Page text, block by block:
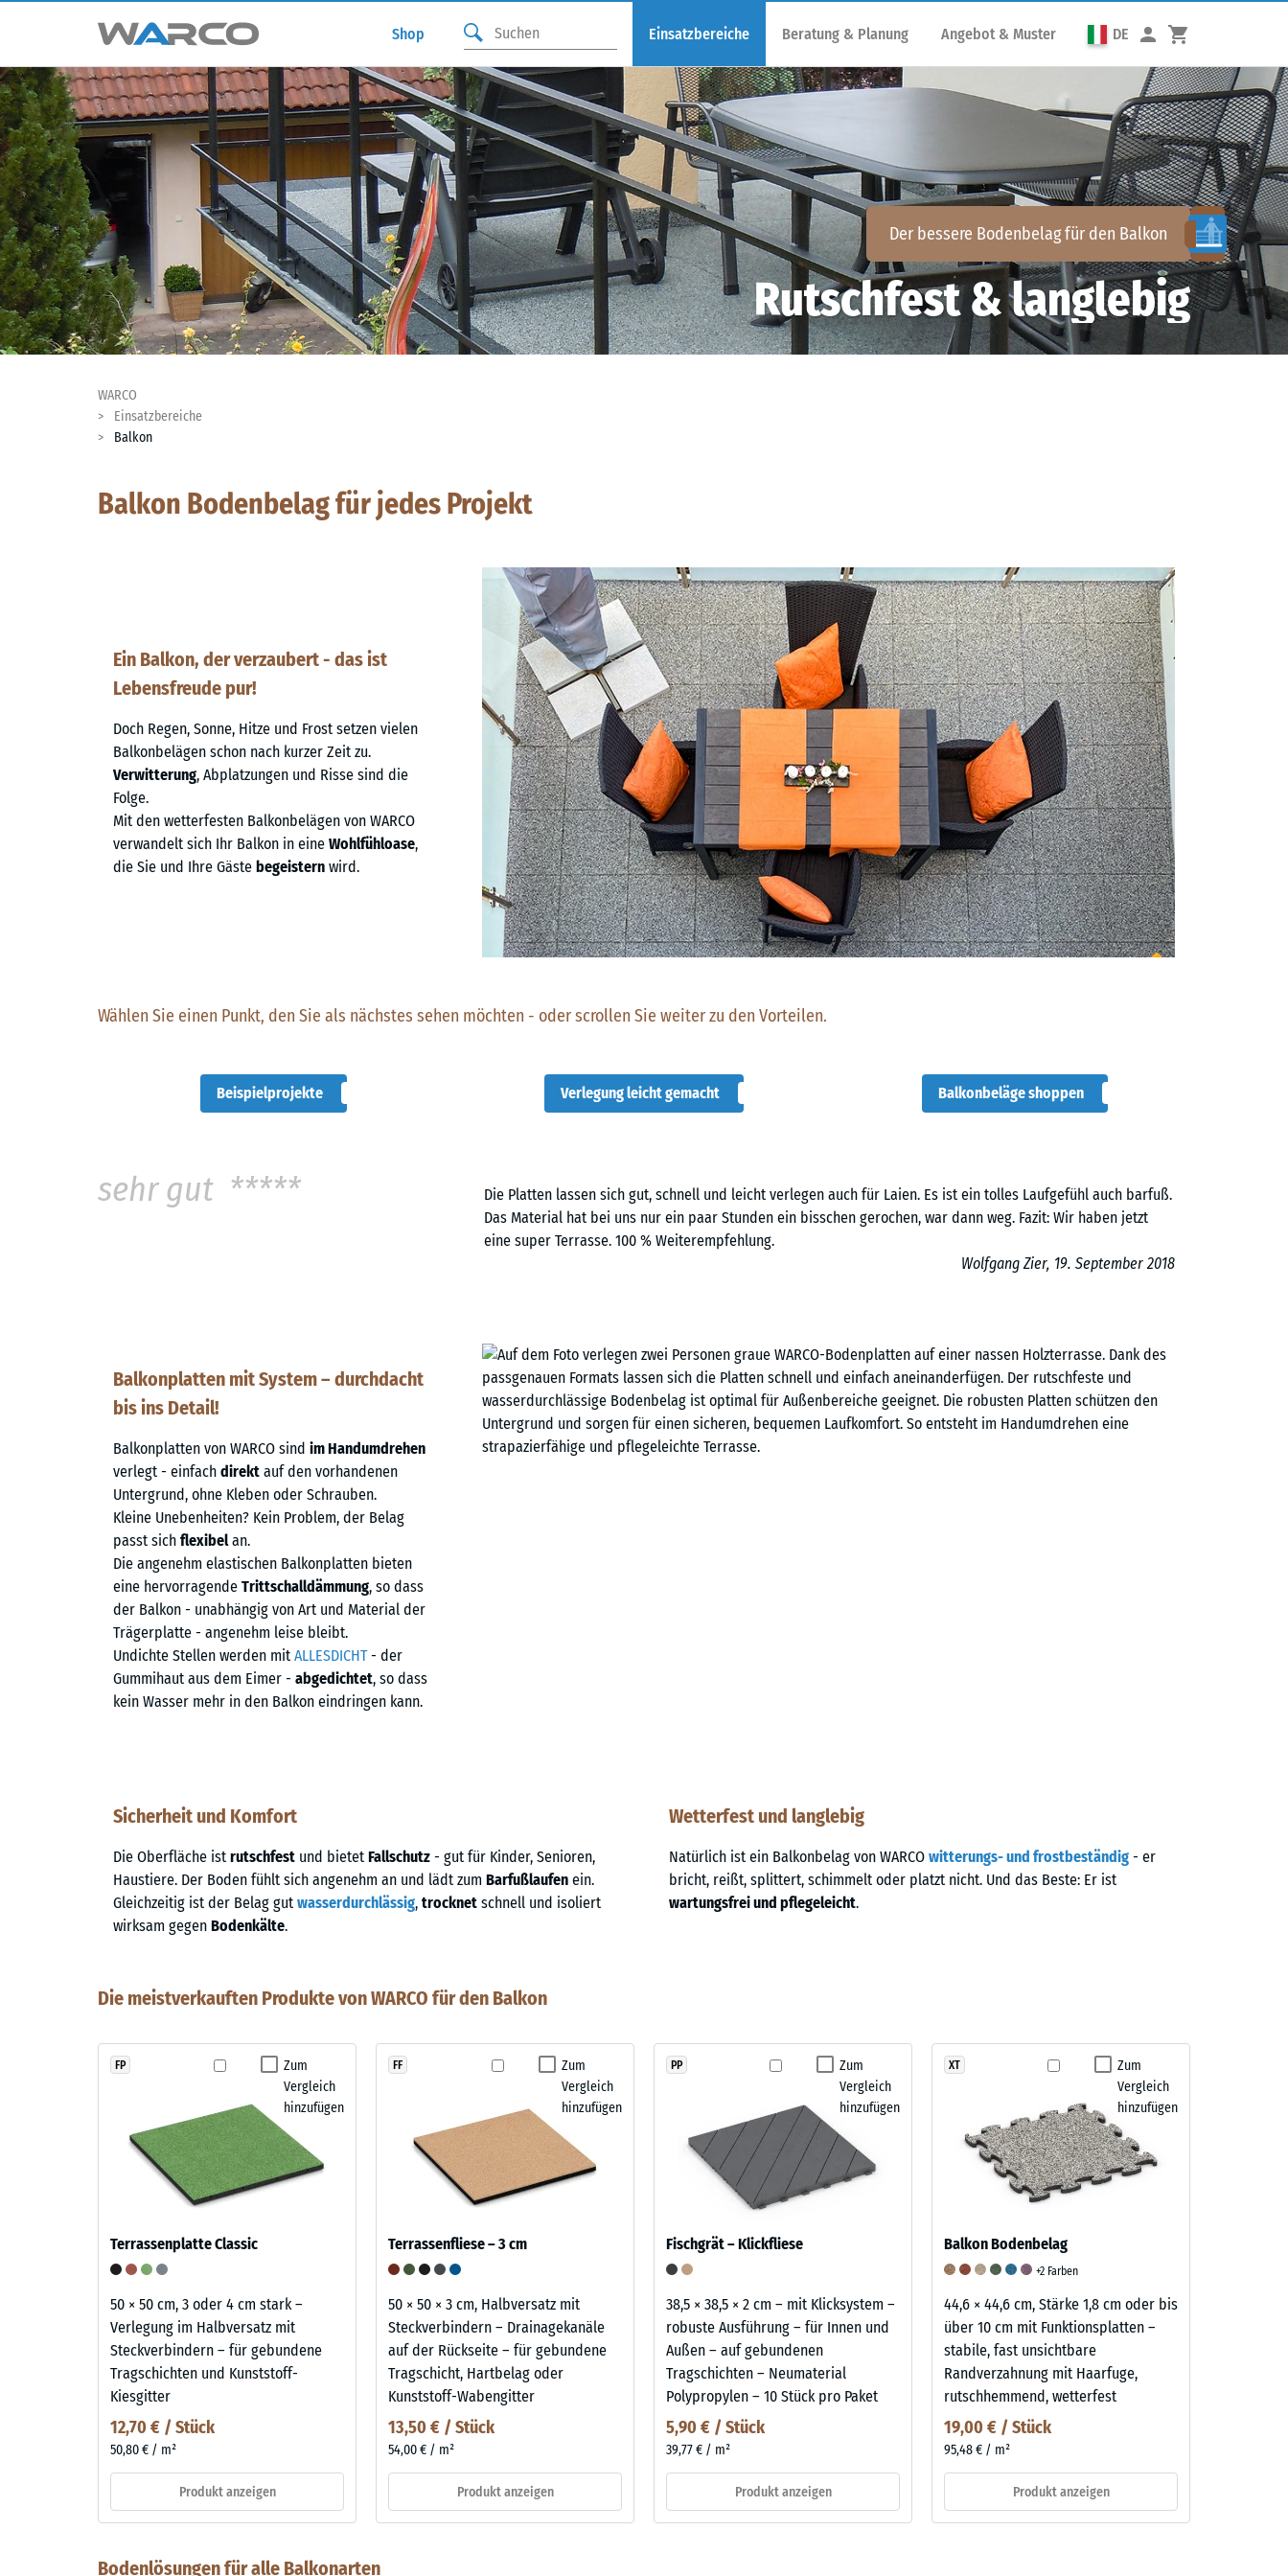
Shop Einsatzbereiche Beratung & Planung Angebot & Muster DE
Der bessere Bodenbelag für den Balkon
Rutschfest & langlebig
WARCO
Einsatzbereiche
Balkon
Balkon Bodenbelag für jedes Projekt
Ein Balkon, der verzaubert - das ist
Lebensfreude pur!
Doch Regen, Sonne, Hitze und Frost setzen vielen
Balkonbelägen schon nach kurzer Zeit zu.
Verwitterung, Abplatzungen und Risse sind die
Folge.
Mit den wetterfesten Balkonbelägen von WARCO
verwandelt sich Ihr Balkon in eine Wohlfühloase,
die Sie und Ihre Gäste begeistern wird.
Wählen Sie einen Punkt, den Sie als nächstes sehen möchten - oder scrollen Sie weiter zu den Vorteilen.
Beispielprojekte Verlegung leicht gemacht Balkonbeläge shoppen
sehr gut *****
Die Platten lassen sich gut, schnell und leicht verlegen auch für Laien. Es ist ein tolles Laufgefühl auch barfuß.
Das Material hat bei uns nur ein paar Stunden ein bisschen gerochen, war dann weg. Fazit: Wir haben jetzt
eine super Terrasse. 100 % Weiterempfehlung.
Wolfgang Zier, 19. September 2018
Balkonplatten mit System – durchdacht
bis ins Detail!
Balkonplatten von WARCO sind im Handumdrehen
verlegt - einfach direkt auf den vorhandenen
Untergrund, ohne Kleben oder Schrauben.
Kleine Unebenheiten? Kein Problem, der Belag
passt sich flexibel an.
Die angenehm elastischen Balkonplatten bieten
eine hervorragende Trittschalldämmung, so dass
der Balkon - unabhängig von Art und Material der
Trägerplatte - angenehm leise bleibt.
Undichte Stellen werden mit ALLESDICHT- der
Gummihaut aus dem Eimer - abgedichtet, so dass
kein Wasser mehr in den Balkon eindringen kann.
Sicherheit und Komfort
Die Oberfläche ist rutschfest und bietet Fallschutz - gut für Kinder, Senioren,
Haustiere. Der Boden fühlt sich angenehm an und lädt zum Barfußlaufen ein.
Gleichzeitig ist der Belag gut wasserdurchlässig, trocknet schnell und isoliert
wirksam gegen Bodenkälte.
Wetterfest und langlebig
Natürlich ist ein Balkonbelag von WARCO witterungs- und frostbeständig - er
bricht, reißt, splittert, schimmelt oder platzt nicht. Und das Beste: Er ist
wartungsfrei und pflegeleicht.
Die meistverkauften Produkte von WARCO für den Balkon
Zum
Vergleich
hinzufügen
FP
Terrassenplatte Classic
50 × 50 cm, 3 oder 4 cm stark –
Verlegung im Halbversatz mit
Steckverbindern – für gebundene
Tragschichten und Kunststoff-
Kiesgitter
12,70 € / Stück
50,80 € / m²
Produkt anzeigen
Zum
Vergleich
hinzufügen
FF
Terrassenfliese – 3 cm
50 × 50 × 3 cm, Halbversatz mit
Steckverbindern – Drainagekanäle
auf der Rückseite – für gebundene
Tragschicht, Hartbelag oder
Kunststoff-Wabengitter
13,50 € / Stück
54,00 € / m²
Produkt anzeigen
Zum
Vergleich
hinzufügen
PP
Fischgrät – Klickfliese
38,5 × 38,5 × 2 cm – mit Klicksystem –
robuste Ausführung – für Innen und
Außen – auf gebundenen
Tragschichten – Neumaterial
Polypropylen – 10 Stück pro Paket
5,90 € / Stück
39,77 € / m²
Produkt anzeigen
Zum
Vergleich
hinzufügen
XT
Balkon Bodenbelag
+2 Farben
44,6 × 44,6 cm, Stärke 1,8 cm oder bis
über 10 cm mit Funktionsplatten –
stabile, fast unsichtbare
Randverzahnung mit Haarfuge,
rutschhemmend, wetterfest
19,00 € / Stück
95,48 € / m²
Produkt anzeigen
Bodenlösungen für alle Balkonarten